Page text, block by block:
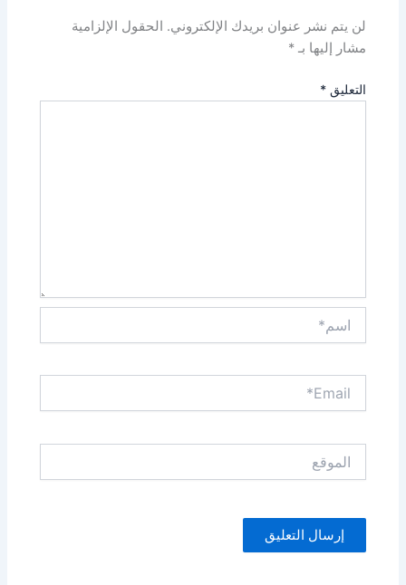
لن يتم نشر عنوان بريدك الإلكتروني. الحقول الإلزامية
مشار إليها بـ*
التعليق*